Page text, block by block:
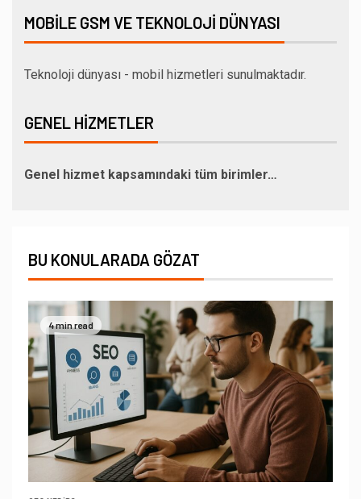
MOBILE GSM VE TEKNOLOJI DÜNYASI
Teknoloji dünyası - mobil hizmetleri sunulmaktadır.
GENEL HIZMETLER
Genel hizmet kapsamındaki tüm birimler…
BU KONULARADA GÖZAT
4 min read